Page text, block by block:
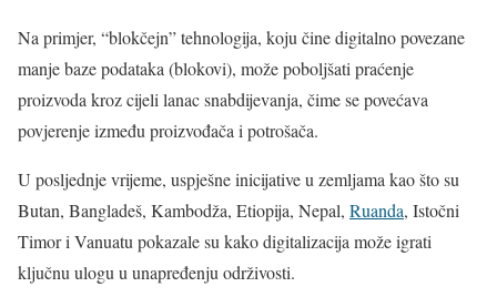
Na primjer, “blokčejn” tehnologija, koju čine digitalno povezane
manje baze podataka (blokovi), može poboljšati praćenje
proizvoda kroz cijeli lanac snabdijevanja, čime se povećava
povjerenje između proizvođača i potrošača.
U posljednje vrijeme, uspješne inicijative u zemljama kao što su
Butan, Bangladeš, Kambodža, Etiopija, Nepal, Ruanda, Istočni
Timor i Vanuatu pokazale su kako digitalizacija može igrati
ključnu ulogu u unapređenju održivosti.